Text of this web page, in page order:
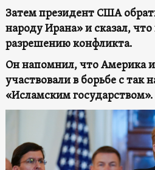
Затем президент США
народу Ирана» и сказал,
разрешению конфликта.
Он напомнил, что Америка
участвовали в борьбе с так
«Исламским государством».